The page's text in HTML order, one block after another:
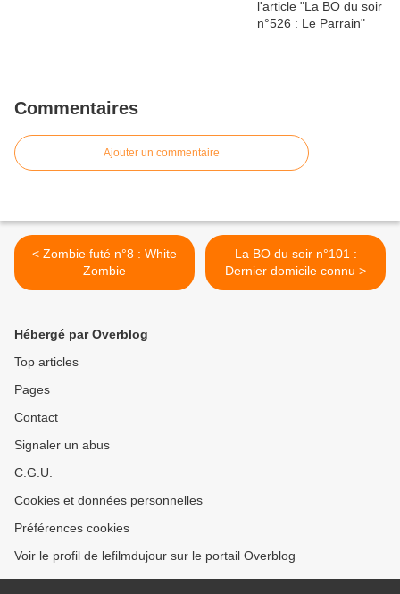
Commentaires
Ajouter un commentaire
< Zombie futé n°8 : White
Zombie
La BO du soir n°101 :
Dernier domicile connu >
Hébergé par Overblog
Top articles
Pages
Contact
Signaler un abus
C.G.U.
Cookies et données personnelles
Préférences cookies
Voir le profil de lefilmdujour sur le portail Overblog